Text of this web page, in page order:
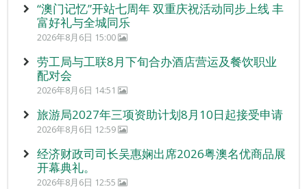
“澳门记忆”开站七周年 双重庆祝活动同步上线 丰
富好礼与全城同乐
2026年8月6日 15:00
劳工局与工联8月下旬合办酒店营运及餐饮职业
配对会
2026年8月6日 14:51
旅游局2027年三项资助计划8月10日起接受申请
2026年8月6日 12:59
经济财政司司长吴惠娴出席2026粤澳名优商品展
开幕典礼。
2026年8月6日 12:55